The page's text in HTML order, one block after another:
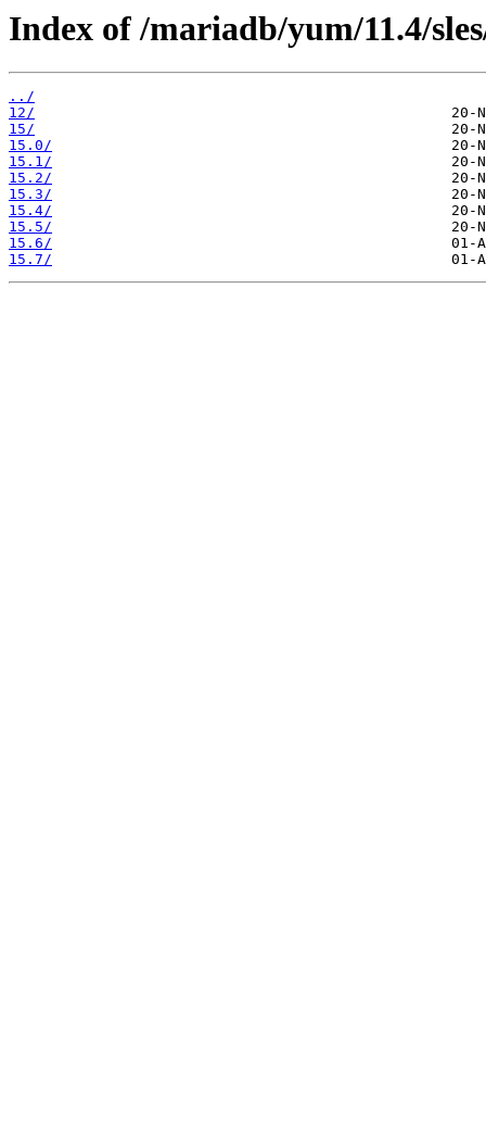
Index of /mariadb/yum/11.4/
../
12/
15/
15.0/
15.1/
15.2/
15.3/
15.4/
15.5/
15.6/
15.7/